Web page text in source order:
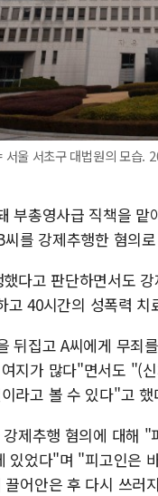
서울 서초구 대법원의 모
부총영사급 직책을
를 강제추행한 혐의
다고 판단하면서도
고 40시간의 성폭력
뒤집고 A씨에게 무죄
지가 많다"면서도 "(
라고 볼 수 있다"고 했
제추행 혐의에 대해
있었다"며 "피고인은
어안은 후 다시 쓰러